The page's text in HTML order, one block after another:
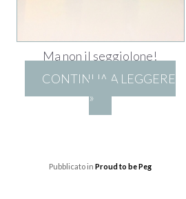
Ma non il seggiolone!
CONTINUA A LEGGERE
»
Pubblicato in Proud to be Peg